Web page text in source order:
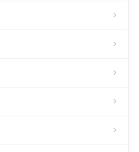
›
›
›
›
›